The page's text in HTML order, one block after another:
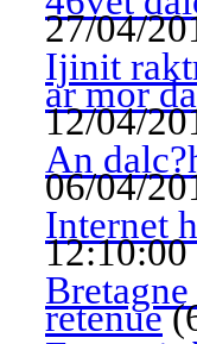
27/04/
Ijinit
ar mor
12/04/
An
06/04/
Internet
12:10:00
retenue(